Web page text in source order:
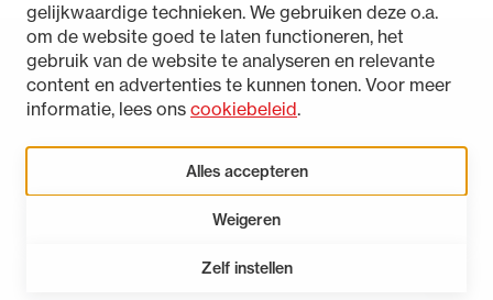
gelijkwaardige technieken. We gebruiken deze o.a.
om de website goed te laten functioneren, het
gebruik van de website te analyseren en relevante
content en advertenties te kunnen tonen. Voor meer
informatie, lees ons cookiebeleid.
Alles accepteren
Weigeren
Zelf instellen
Toegankelijkheidsverklaring
Disclaimer